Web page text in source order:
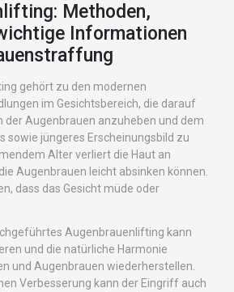
Methoden,
Informationen
gehört zu den modernen
im Gesichtsbereich, die darauf
der Augenbrauen anzuheben und dem
sowie jüngeres Erscheinungsbild zu
Alter verliert die Haut an
Augenbrauen leicht absinken können.
dass das Gesicht müde oder
Augenbrauenlifting kann
und die natürliche Harmonie
und Augenbrauen wiederherstellen.
Verbesserung kann der Eingriff auch